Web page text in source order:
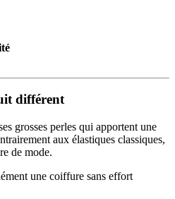
différent
grosses perles qui apportent une
aux élastiques classiques,
de mode.
une coiffure sans effort